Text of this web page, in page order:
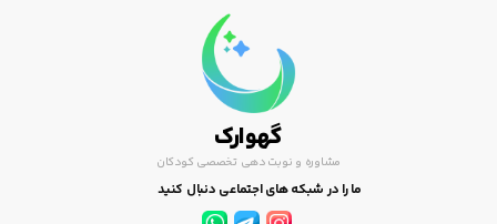
گهوارک
مشاوره و نوبت دهی تخصصی کودکان
ما را در شبکه های اجتماعی دنبال کنید